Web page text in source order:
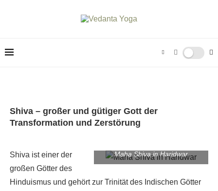
Shiva – großer und gütiger Gott der
Transformation und Zerstörung
Maha Shiva in Haridwar
Shiva ist einer der
großen Götter des
Hinduismus und gehört zur Trinität des Indischen Götter